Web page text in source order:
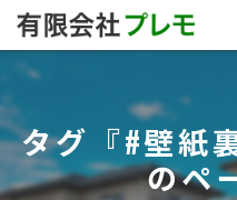
タグ『#壁紙
のペ